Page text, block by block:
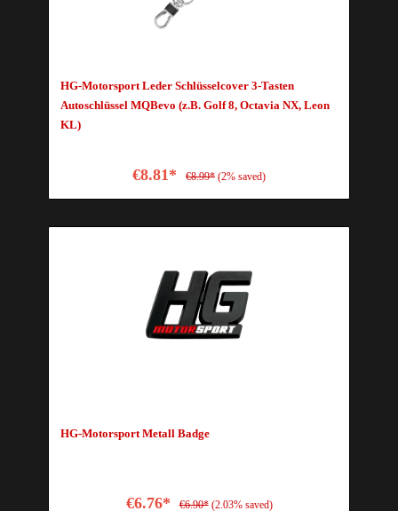
HG-Motorsport Leder Schlüsselcover 3-Tasten
Autoschlüssel MQBevo (z.B. Golf 8, Octavia NX, Leon
KL)
€8.81* €8.99* (2% saved)
HG-Motorsport Metall Badge
€6.76* €6.90* (2.03% saved)